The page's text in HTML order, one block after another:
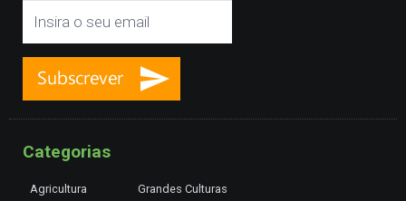
Categorias
Agricultura
Grandes Culturas